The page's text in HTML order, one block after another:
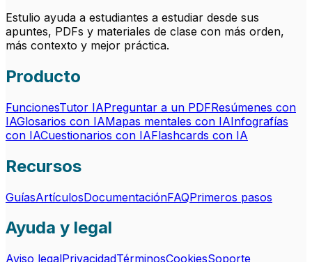
Estulio ayuda a estudiantes a estudiar desde sus
apuntes, PDFs y materiales de clase con más orden,
más contexto y mejor práctica.
Producto
FuncionesTutor IAPreguntar a un PDFResúmenes con
IAGlosarios con IAMapas mentales con IAInfografías
con IACuestionarios con IAFlashcards con IA
Recursos
GuíasArtículosDocumentaciónFAQPrimeros pasos
Ayuda y legal
Aviso legalPrivacidadTérminosCookiesSoporte